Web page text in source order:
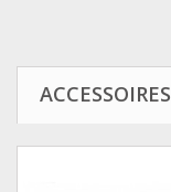
ACCESSOIRES